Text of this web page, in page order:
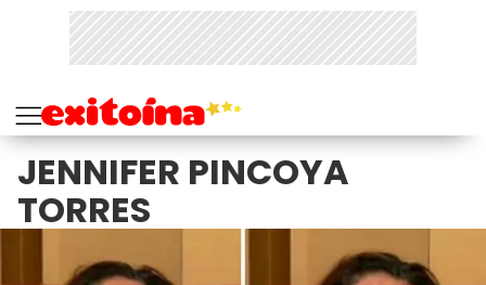
JENNIFER PINCOYA
TORRES